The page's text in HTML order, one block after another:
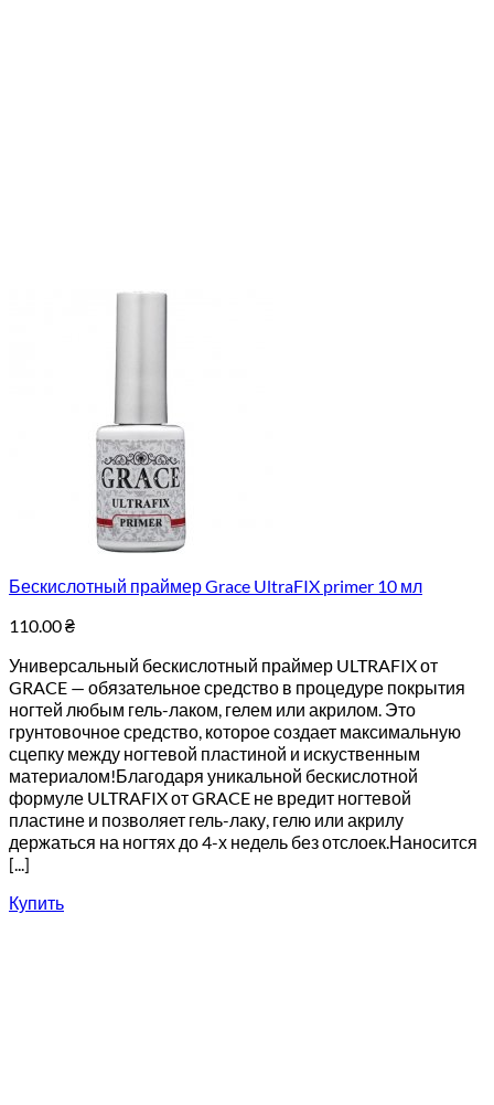
Бескислотный праймер Grace UltraFIX primer 10 мл
110.00₴
Универсальный бескислотный праймер ULTRAFIX от
GRACE — обязательное средство в процедуре покрытия
ногтей любым гель-лаком, гелем или акрилом. Это
грунтовочное средство, которое создает максимальную
сцепку между ногтевой пластиной и искуственным
материалом!Благодаря уникальной бескислотной
формуле ULTRAFIX от GRACE не вредит ногтевой
пластине и позволяет гель-лаку, гелю или акрилу
держаться на ногтях до 4-х недель без отслоек.Наносится
[...]
Купить